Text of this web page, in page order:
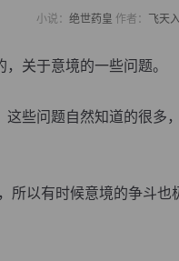
小说： 绝世药皇 作者： 飞天
关于意境的一些问题。
问题自然知道的很多
以有时候意境的争斗也